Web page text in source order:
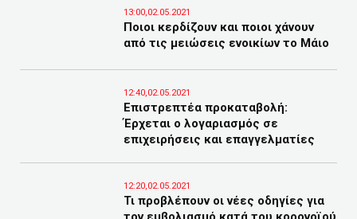
13:00,02.05.2021
Ποιοι κερδίζουν και ποιοι χάνουν
από τις μειώσεις ενοικίων το Μάιο
12:40,02.05.2021
Επιστρεπτέα προκαταβολή:
Έρχεται ο λογαριασμός σε
επιχειρήσεις και επαγγελματίες
12:20,02.05.2021
Τι προβλέπουν οι νέες οδηγίες για